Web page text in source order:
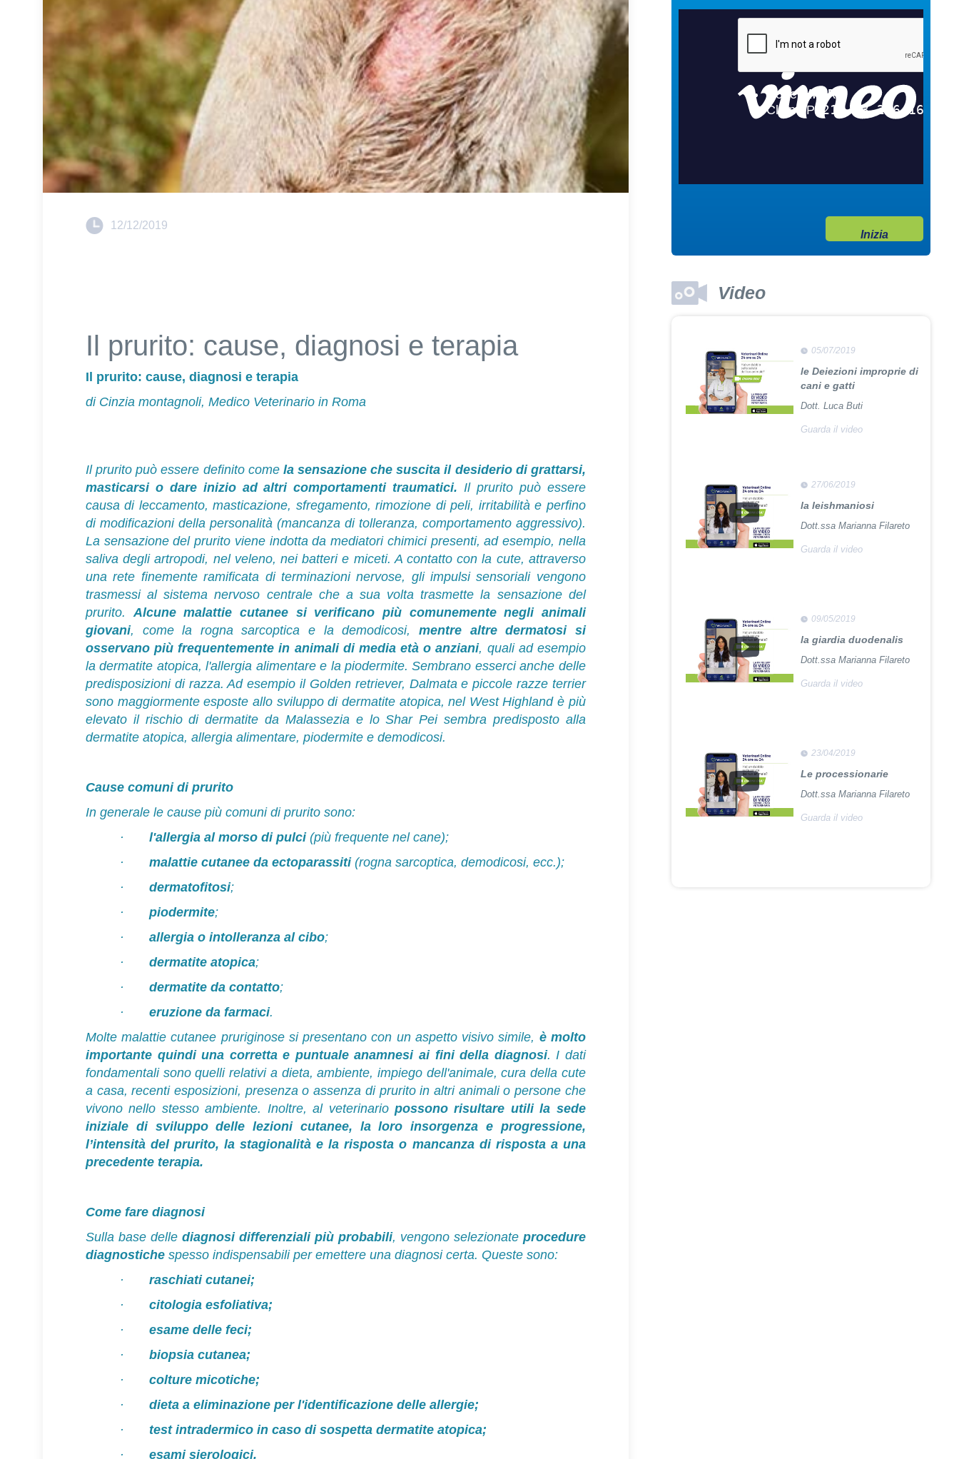
12/12/2019
Il prurito: cause, diagnosi e terapia
Il prurito: cause, diagnosi e terapia
di Cinzia montagnoli, Medico Veterinario in Roma
Il prurito può essere definito come la sensazione che suscita il desiderio di grattarsi,
masticarsi o dare inizio ad altri comportamenti traumatici. Il prurito può essere
causa di leccamento, masticazione, sfregamento, rimozione di peli, irritabilità e perfino
di modificazioni della personalità (mancanza di tolleranza, comportamento aggressivo).
La sensazione del prurito viene indotta da mediatori chimici presenti, ad esempio, nella
saliva degli artropodi, nel veleno, nei batteri e miceti. A contatto con la cute, attraverso
una rete finemente ramificata di terminazioni nervose, gli impulsi sensoriali vengono
trasmessi al sistema nervoso centrale che a sua volta trasmette la sensazione del
prurito.Alcune malattie cutanee si verificano più comunemente negli animali
giovani, come la rogna sarcoptica e la demodicosi, mentre altre dermatosi si
osservano più frequentemente in animali di media età o anziani, quali ad esempio
la dermatite atopica, l'allergia alimentare e la piodermite. Sembrano esserci anche delle
predisposizioni di razza. Ad esempio il Golden retriever, Dalmata e piccole razze terrier
sono maggiormente esposte allo sviluppo di dermatite atopica, nel West Highland è più
elevato il rischio di dermatite da Malassezia e lo Shar Pei sembra predisposto alla
dermatite atopica, allergia alimentare, piodermite e demodicosi.
Cause comuni di prurito
In generale le cause più comuni di prurito sono:
· l'allergia al morso di pulci(più frequente nel cane);
· malattie cutanee da ectoparassiti(rogna sarcoptica, demodicosi, ecc.);
· dermatofitosi;
· piodermite;
· allergia o intolleranza al cibo;
· dermatite atopica;
· dermatite da contatto;
· eruzione da farmaci.
Molte malattie cutanee pruriginose si presentano con un aspetto visivo simile, è molto
importante quindi una corretta e puntuale anamnesi ai fini della diagnosi. I dati
fondamentali sono quelli relativi a dieta, ambiente, impiego dell'animale, cura della cute
a casa, recenti esposizioni, presenza o assenza di prurito in altri animali o persone che
vivono nello stesso ambiente. Inoltre, al veterinariopossono risultare utili la sede
iniziale di sviluppo delle lezioni cutanee, la loro insorgenza e progressione,
l’intensità del prurito, la stagionalità e la risposta o mancanza di risposta a una
precedente terapia.
Come fare diagnosi
Sulla base delle diagnosi differenziali più probabili, vengono selezionate procedure
diagnostiche spesso indispensabili per emettere una diagnosi certa. Queste sono:
· raschiati cutanei;
· citologia esfoliativa;
· esame delle feci;
· biopsia cutanea;
· colture micotiche;
· dieta a eliminazione per l'identificazione delle allergie;
· test intradermico in caso di sospetta dermatite atopica;
· esami sierologici.
Inizia
Video
Guarda il video
Garanzie post vendita
04/10/2017
Adozione
Dott. Maurizio Albano
05/07/2019
le Deiezioni improprie di
cani e gatti
Dott. Luca Buti
Guarda il video
27/06/2019
la leishmaniosi
Dott.ssa Marianna Filareto
Guarda il video
09/05/2019
la giardia duodenalis
Dott.ssa Marianna Filareto
Guarda il video
23/04/2019
Le processionarie
Dott.ssa Marianna Filareto
Guarda il video